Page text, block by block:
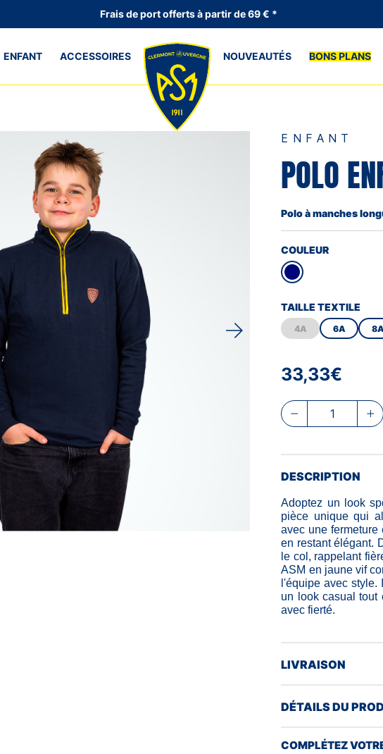
Frais de port offerts à partir de 69 € *
ENFANT ACCESSOIRES NOUVEAUTÉS BONS PLANS
ENFANT
POLO
Polo à manches
COULEUR
TAILLE TEXTILE
4A 6A 8A
33,33€
DESCRIPTION
Adoptez un look
pièce unique qui
avec une fermeture
en restant élégant.
le col, rappelant
ASM en jaune vif
l'équipe avec
un look casual tout
avec fierté.
LIVRAISON
DÉTAILS DU
COMPLÉTEZ